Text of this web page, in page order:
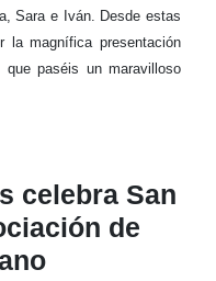
Sara e Iván. Desde estas
la magnífica presentación
paséis un maravilloso
celebra San
de